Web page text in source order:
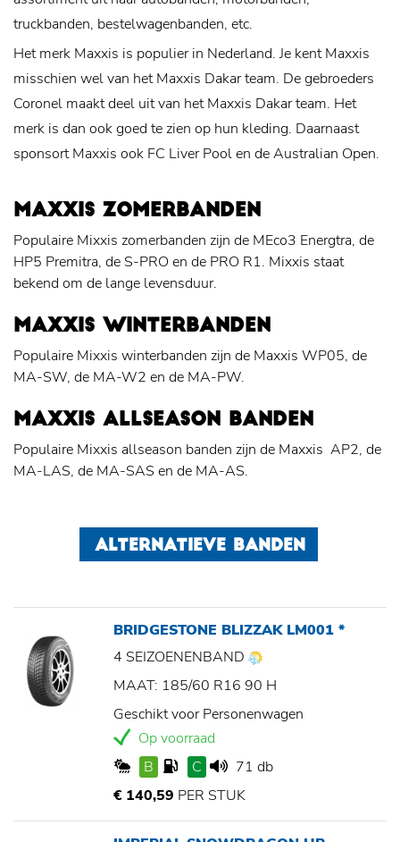
truckbanden, bestelwagenbanden, etc.
Het merk Maxxis is populier in Nederland. Je kent Maxxis
misschien wel van het Maxxis Dakar team. De gebroeders
Coronel maakt deel uit van het Maxxis Dakar team. Het
merk is dan ook goed te zien op hun kleding. Daarnaast
sponsort Maxxis ook FC Liver Pool en de Australian Open.
MAXXIS ZOMERBANDEN
Populaire Mixxis zomerbanden zijn de MEco3 Energtra, de
HP5 Premitra, de S-PRO en de PRO R1. Mixxis staat
bekend om de lange levensduur.
MAXXIS WINTERBANDEN
Populaire Mixxis winterbanden zijn de Maxxis WP05, de
MA-SW, de MA-W2 en de MA-PW.
MAXXIS ALLSEASON BANDEN
Populaire Mixxis allseason banden zijn de Maxxis AP2, de
MA-LAS, de MA-SAS en de MA-AS.
ALTERNATIEVE BANDEN
BRIDGESTONE BLIZZAK LM001 *
4 SEIZOENENBAND
MAAT: 185/60 R16 90 H
Geschikt voor Personenwagen
Op voorraad
B
C
71 db
€ 140,59 PER STUK